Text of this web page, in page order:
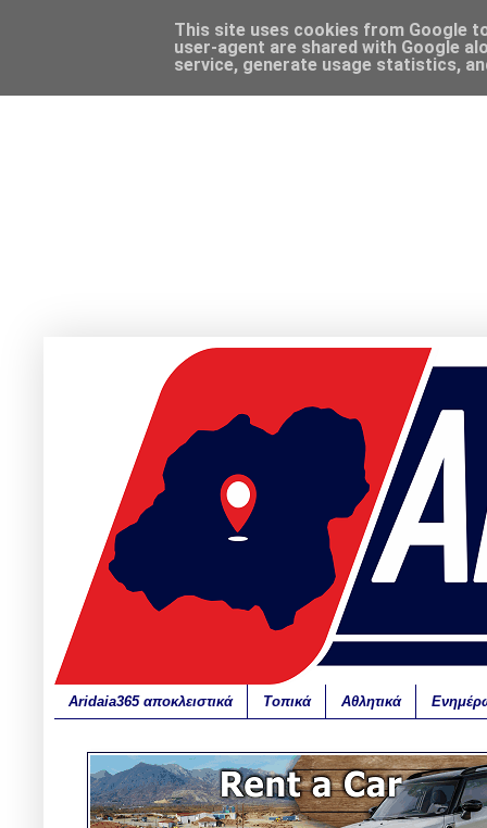
Aridaia365 αποκλειστικά Τοπικά Αθλητικά
This site uses cookies from Google
user-agent are shared with Google
service, generate usage statistics,